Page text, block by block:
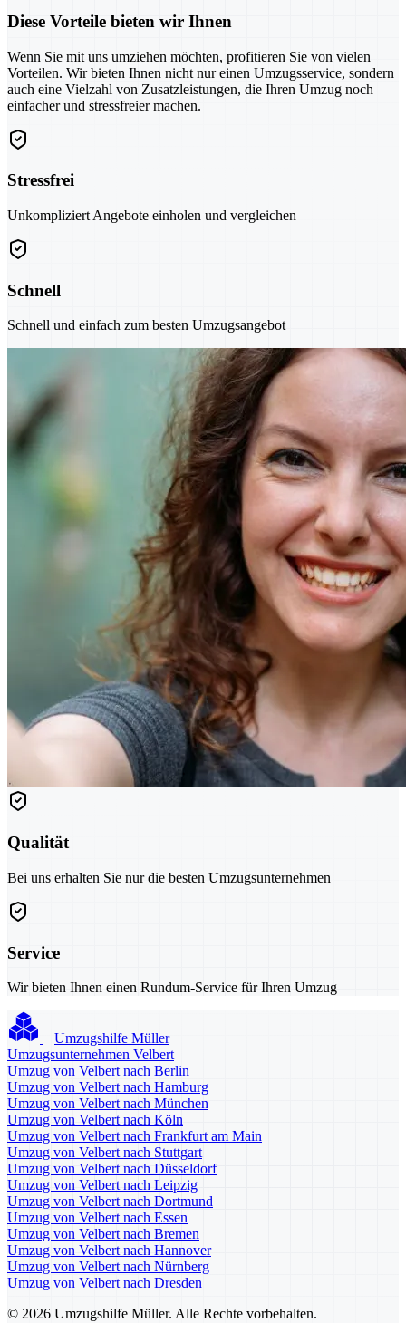
Diese Vorteile bieten wir Ihnen
Wenn Sie mit uns umziehen möchten, profitieren Sie von vielen
Vorteilen. Wir bieten Ihnen nicht nur einen Umzugsservice, sondern
auch eine Vielzahl von Zusatzleistungen, die Ihren Umzug noch
einfacher und stressfreier machen.
Stressfrei
Unkompliziert Angebote einholen und vergleichen
Schnell
Schnell und einfach zum besten Umzugsangebot
Qualität
Bei uns erhalten Sie nur die besten Umzugsunternehmen
Service
Wir bieten Ihnen einen Rundum-Service für Ihren Umzug
Umzugshilfe Müller
Umzugsunternehmen Velbert
Umzug von Velbert nach Berlin
Umzug von Velbert nach Hamburg
Umzug von Velbert nach München
Umzug von Velbert nach Köln
Umzug von Velbert nach Frankfurt am Main
Umzug von Velbert nach Stuttgart
Umzug von Velbert nach Düsseldorf
Umzug von Velbert nach Leipzig
Umzug von Velbert nach Dortmund
Umzug von Velbert nach Essen
Umzug von Velbert nach Bremen
Umzug von Velbert nach Hannover
Umzug von Velbert nach Nürnberg
Umzug von Velbert nach Dresden
© 2026 Umzugshilfe Müller. Alle Rechte vorbehalten.